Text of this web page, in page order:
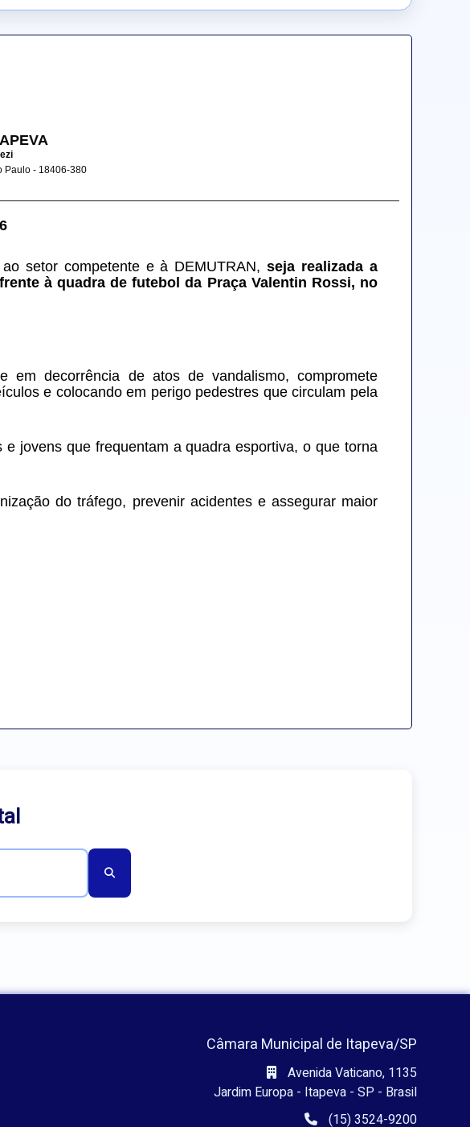
Paulo - 18406-380
setor competente e à DEMUTRAN, seja realizada a
à quadra de futebol da Praça Valentin Rossi, no
em decorrência de atos de vandalismo, compromete
e colocando em perigo pedestres que circulam pela
jovens que frequentam a quadra esportiva, o que torna
do tráfego, prevenir acidentes e assegurar maior
Câmara Municipal de Itapeva/SP
Avenida Vaticano, 1135
Jardim Europa - Itapeva - SP - Brasil
(15) 3524-9200